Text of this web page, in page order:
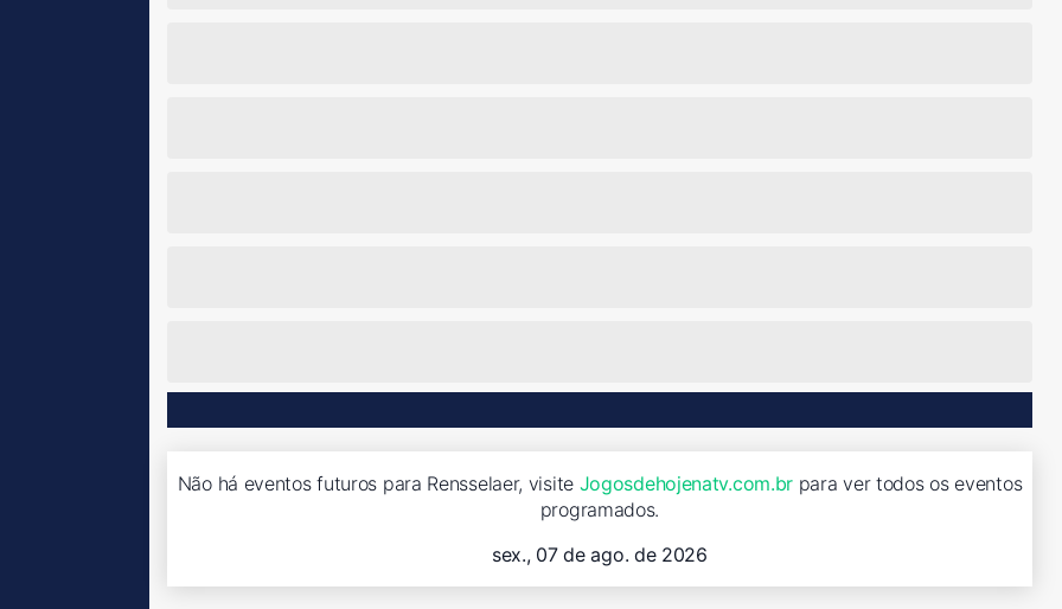
Não há eventos futuros para Rensselaer, visite Jogosdehojenatv.com.br para ver todos os eventos
programados.
sex., 07 de ago. de 2026